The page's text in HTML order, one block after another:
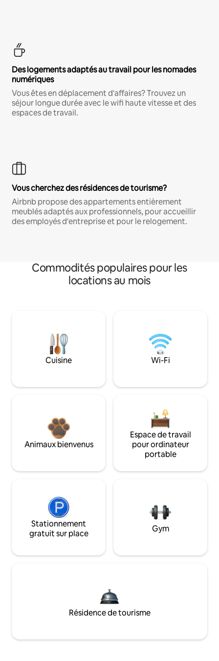
Des logements adaptés au travail pour les nomades
numériques
Vous êtes en déplacement d'affaires? Trouvez un
séjour longue durée avec le wifi haute vitesse et des
espaces de travail.
Vous cherchez des résidences de tourisme?
Airbnb propose des appartements entièrement
meublés adaptés aux professionnels, pour accueillir
des employés d'entreprise et pour le relogement.
Commodités populaires pour les
locations au mois
Cuisine Wi-Fi
Animaux bienvenus
Espace de travail
pour ordinateur
portable
Stationnement
gratuit sur place
Gym
Résidence de tourisme